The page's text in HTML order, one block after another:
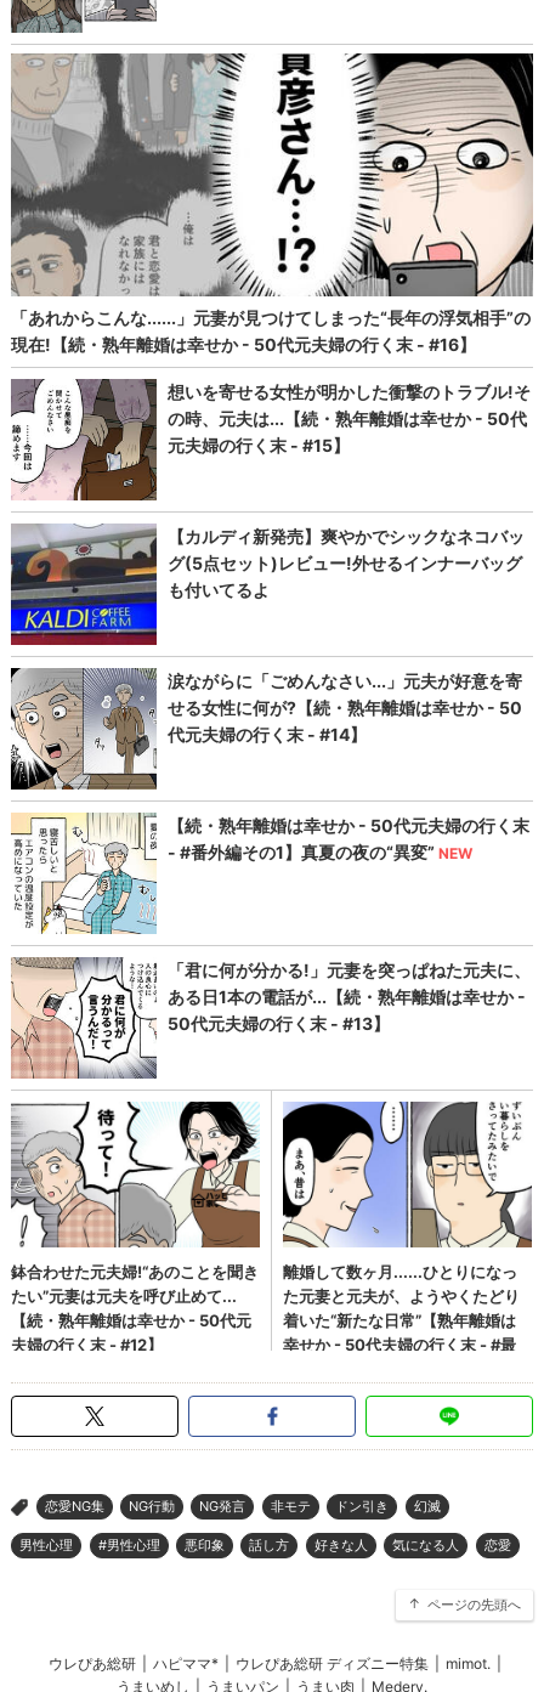
> 恋愛NG集 NG行動 NG発言 非モテ ドン引き 幻滅
男性心理 #男性心理 悪印象 話し方 好きな人 気になる人 恋愛
ページの先頭へ
ウレぴあ総研 ハピママ* ウレぴあ総研 ディズニー特集 mimot.
うまいめし
うまいパン うまい肉 Medery.